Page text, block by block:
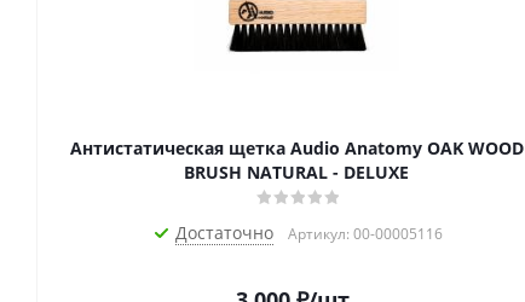
Антистатическая щетка Audio Anatomy OAK WOOD
BRUSH NATURAL - DELUXE
Достаточно Артикул: 00-00005116